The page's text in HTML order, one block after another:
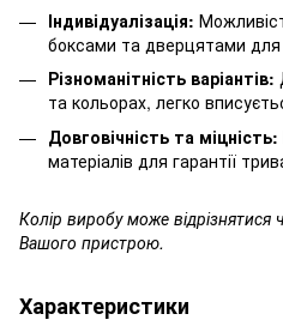
Індивідуалізація:
боксами та дверцятами для
Різноманітність варіантів:
та кольорах, легко
Довговічність та міцність:
матеріалів для гарантії
Колір виробу може відрізнятися
Вашого пристрою.
Характеристики